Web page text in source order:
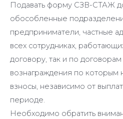
Подавать форму СЗВ-СТАЖ
обособленные
предприниматели, частные
всех сотрудниках,
договору, так и по
вознаграждения по которым
взносы, независимо от
периоде.
Необходимо обратить